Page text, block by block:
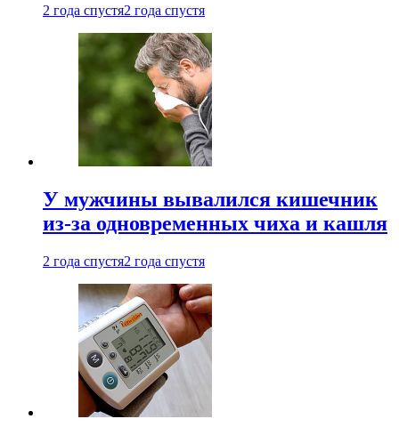
2 года спустя2 года спустя
У мужчины вывалился кишечник
из-за одновременных чиха и кашля
2 года спустя2 года спустя